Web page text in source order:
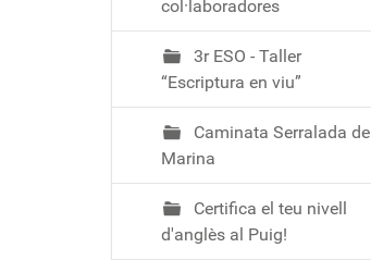
col·laboradores
3r ESO - Taller
“Escriptura en viu”
Caminata Serralada de
Marina
Certifica el teu nivell
d'anglès al Puig!